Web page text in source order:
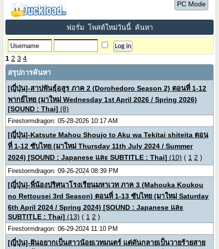
PC Mode
ฟอรั่ม โพสต์ใหม่วันนี้ ค้นหา
1 2 3 4
สรุปการค้นหา
[ญี่ปุ่น]-สาปพันธุ์อสูร ภาค 2 (Dorohedoro Season 2) ตอนที่ 1-12
พากย์ไทย (มาใหม่ Wednesday 1st April 2026 / Spring 2026)
[SOUND : Thai] (8)
Firestormdragon: 05-28-2026 10:17 AM
[ญี่ปุ่น]-Katsute Mahou Shoujo to Aku wa Tekitai shiteita ตอน
ที่ 1-12 ซับไทย (มาใหม่ Thursday 11th July 2024 / Summer
2024) [SOUND : Japanese และ SUBTITLE : Thai] (10) ( 1 2 )
Firestormdragon: 09-26-2024 08:39 PM
[ญี่ปุ่น]-พี่น้องปริศนาโรงเรียนมหาเวท ภาค 3 (Mahouka Koukou
no Rettousei 3rd Season) ตอนที่ 1-13 ซับไทย (มาใหม่ Saturday
6th April 2024 / Spring 2024) [SOUND : Japanese และ
SUBTITLE : Thai] (13) ( 1 2 )
Firestormdragon: 06-29-2024 11:10 PM
[ญี่ปุ่น]-ฝันอยากเป็นสาวน้อยเวทมนตร์ แต่ดันกลายเป็นวายร้ายสาย